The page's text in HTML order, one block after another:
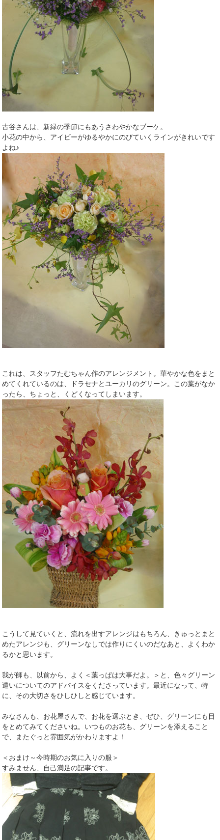
古谷さんは、新緑の季節にもあうさわやかなブーケ。
小花の中から、アイビーがゆるやかにのびていくラインがきれいです
よね♪
これは、スタッフたむちゃん作のアレンジメント。華やかな色をまと
めてくれているのは、ドラセナとユーカリのグリーン。この葉がなか
ったら、ちょっと、くどくなってしまいます。
こうして見ていくと、流れを出すアレンジはもちろん、きゅっとまと
めたアレンジも、グリーンなしでは作りにくいのだなあと、よくわか
るかと思います。
我が師も、以前から、よく＜葉っぱは大事だよ。＞と、色々グリーン
遣いについてのアドバイスをくださっています。最近になって、特
に、その大切さをひしひしと感じています。
みなさんも、お花屋さんで、お花を選ぶとき、ぜひ、グリーンにも目
をとめてみてくださいね。いつものお花も、グリーンを添えること
で、またぐっと雰囲気がかわりますよ！
＜おまけ～今時期のお気に入りの服＞
すみません、自己満足の記事です。